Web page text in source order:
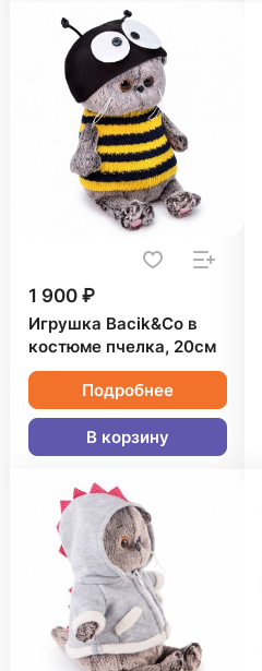
1 900 ₽
Игрушка Bacik&Co в
костюме пчелка, 20см
Подробнее
В корзину